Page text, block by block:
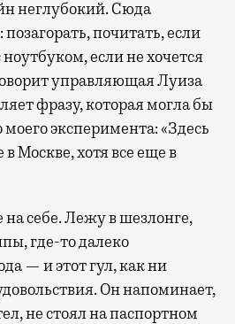
неглубокий. Сюда
почитать, если
если не хочется
управляющая Луиза
фразу, которая могла бы
моего эксперимента: «Здесь
Москве, хотя все еще в
себе. Лежу в шезлонге,
где-то далеко
— и этот гул, как ни
Он напоминает,
не стоял на паспортном